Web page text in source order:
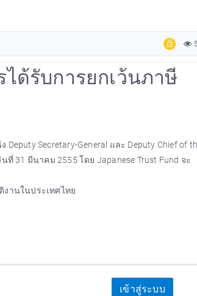
ด้รับการยกเว้นภาษี
Secretary-General และ Deputy Chief of
31 มีนาคม 2555 โดย Japanese Trust Fund จะ
งานในประเทศไทย
เข้าสู่ระบบ